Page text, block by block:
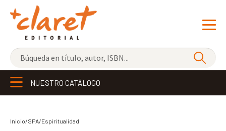
NOVEDADES
LOS MÁS VENDIDOS
NUESTRO CATÁLOGO
Inicio/SPA/Espiritualidad